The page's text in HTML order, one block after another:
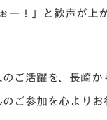
！」と歓声が上
ご活躍を、長崎か
ご参加を心よりお